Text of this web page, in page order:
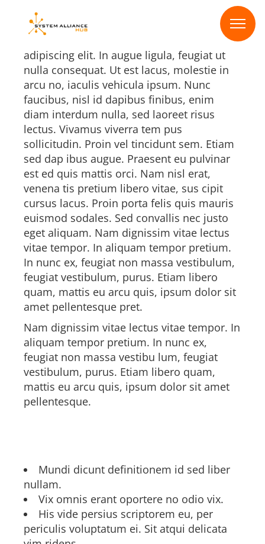
contentHeadline
Lorem ipsum dolor sit amet, consectetur
adipiscing elit. In augue ligula, feugiat ut
nulla consequat. Ut est lacus, molestie in
arcu no, iaculis vehicula ipsum. Nunc
faucibus, nisl id dapibus finibus, enim
diam interdum nulla, sed laoreet risus
lectus. Vivamus viverra tem pus
sollicitudin. Proin vel tincidunt sem. Etiam
sed dap ibus augue. Praesent eu pulvinar
est ed quis mattis orci. Nam nisl erat,
venena tis pretium libero vitae, sus cipit
cursus lacus. Proin porta felis quis mauris
euismod sodales. Sed convallis nec justo
eget aliquam. Nam dignissim vitae lectus
vitae tempor. In aliquam tempor pretium.
In nunc ex, feugiat non massa vestibulum,
feugiat vestibulum, purus. Etiam libero
quam, mattis eu arcu quis, ipsum dolor sit
amet pellentesque pret.
Nam dignissim vitae lectus vitae tempor. In
aliquam tempor pretium. In nunc ex,
feugiat non massa vestibu lum, feugiat
vestibulum, purus. Etiam libero quam,
mattis eu arcu quis, ipsum dolor sit amet
pellentesque.
Mundi dicunt definitionem id sed liber
nullam.
Vix omnis erant oportere no odio vix.
His vide persius scriptorem eu, per
periculis voluptatum ei. Sit atqui delicata